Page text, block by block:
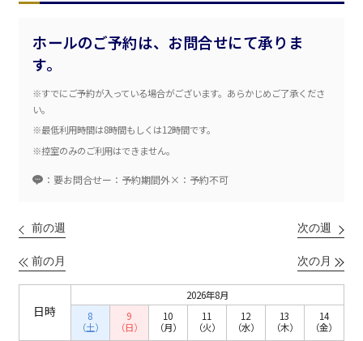
ホールのご予約は、お問合せにて承りま
す。
※すでにご予約が入っている場合がございます。あらかじめご了承くださ
い。
※最低利用時間は8時間もしくは12時間です。
※控室のみのご利用はできません。
：要お問合せー：予約期間外×：予約不可
前の週 次の週
前の月 次の月
日時
2026年8月
8
（土）
9
（日）
10
（月）
11
（火）
12
（水）
13
（木）
14
（金）
エリア／施設 ※複数選択可能
新宿・高田馬場エリア
新宿住友ホール
新宿住友ビル三角広場
ベルサール新宿セントラルパーク
ベルサール八重洲
ベルサール秋葉原
ベルサール飯田橋ファースト
ベルサール神保町
ベルサール渋谷ガーデン
六本木・虎ノ門エリア
泉ガーデンギャラリー
ベルサール六本木グランドコンファレンスセンター
汐留・御成門・芝公園エリア